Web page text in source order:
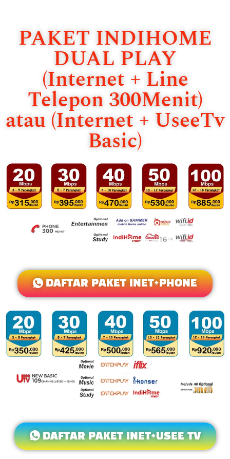
PAKET INDIHOME
DUAL PLAY
(Internet + Line
Telepon 300Menit)
atau (Internet + UseeTv
Basic)
DAFTAR PAKET INET+PHONE
DAFTAR PAKET INET+USEE TV